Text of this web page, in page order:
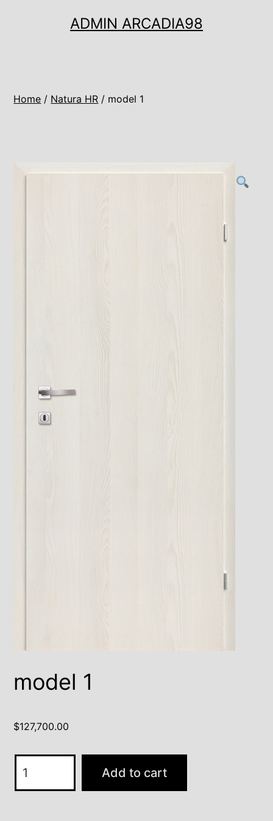
ADMIN ARCADIA98
Home / Natura HR / model 1
model 1
$127,700.00
Add to cart